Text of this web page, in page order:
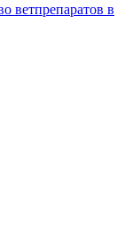
ветпрепаратов в